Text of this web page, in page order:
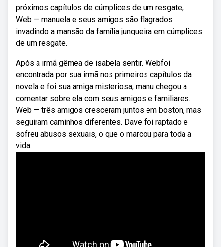
próximos capítulos de cúmplices de um resgate,.
Web — manuela e seus amigos são flagrados
invadindo a mansão da família junqueira em cúmplices
de um resgate.
Após a irmã gêmea de isabela sentir. Webfoi
encontrada por sua irmã nos primeiros capítulos da
novela e foi sua amiga misteriosa, manu chegou a
comentar sobre ela com seus amigos e familiares.
Web — três amigos cresceram juntos em boston, mas
seguiram caminhos diferentes. Dave foi raptado e
sofreu abusos sexuais, o que o marcou para toda a
vida.